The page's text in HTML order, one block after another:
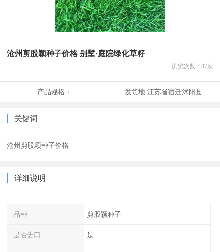
沧州剪股颖种子价格 别墅·庭院绿化草籽
浏览次数： 37次
产品规格： 发货地:江苏省宿迁沭阳县
关键词
沧州剪股颖种子价格
详细说明
品种 剪股颖种子
是否进口 是